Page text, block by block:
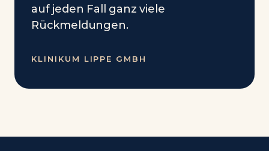
auf jeden Fall ganz viele
Rückmeldungen.
KLINIKUM LIPPE GMBH